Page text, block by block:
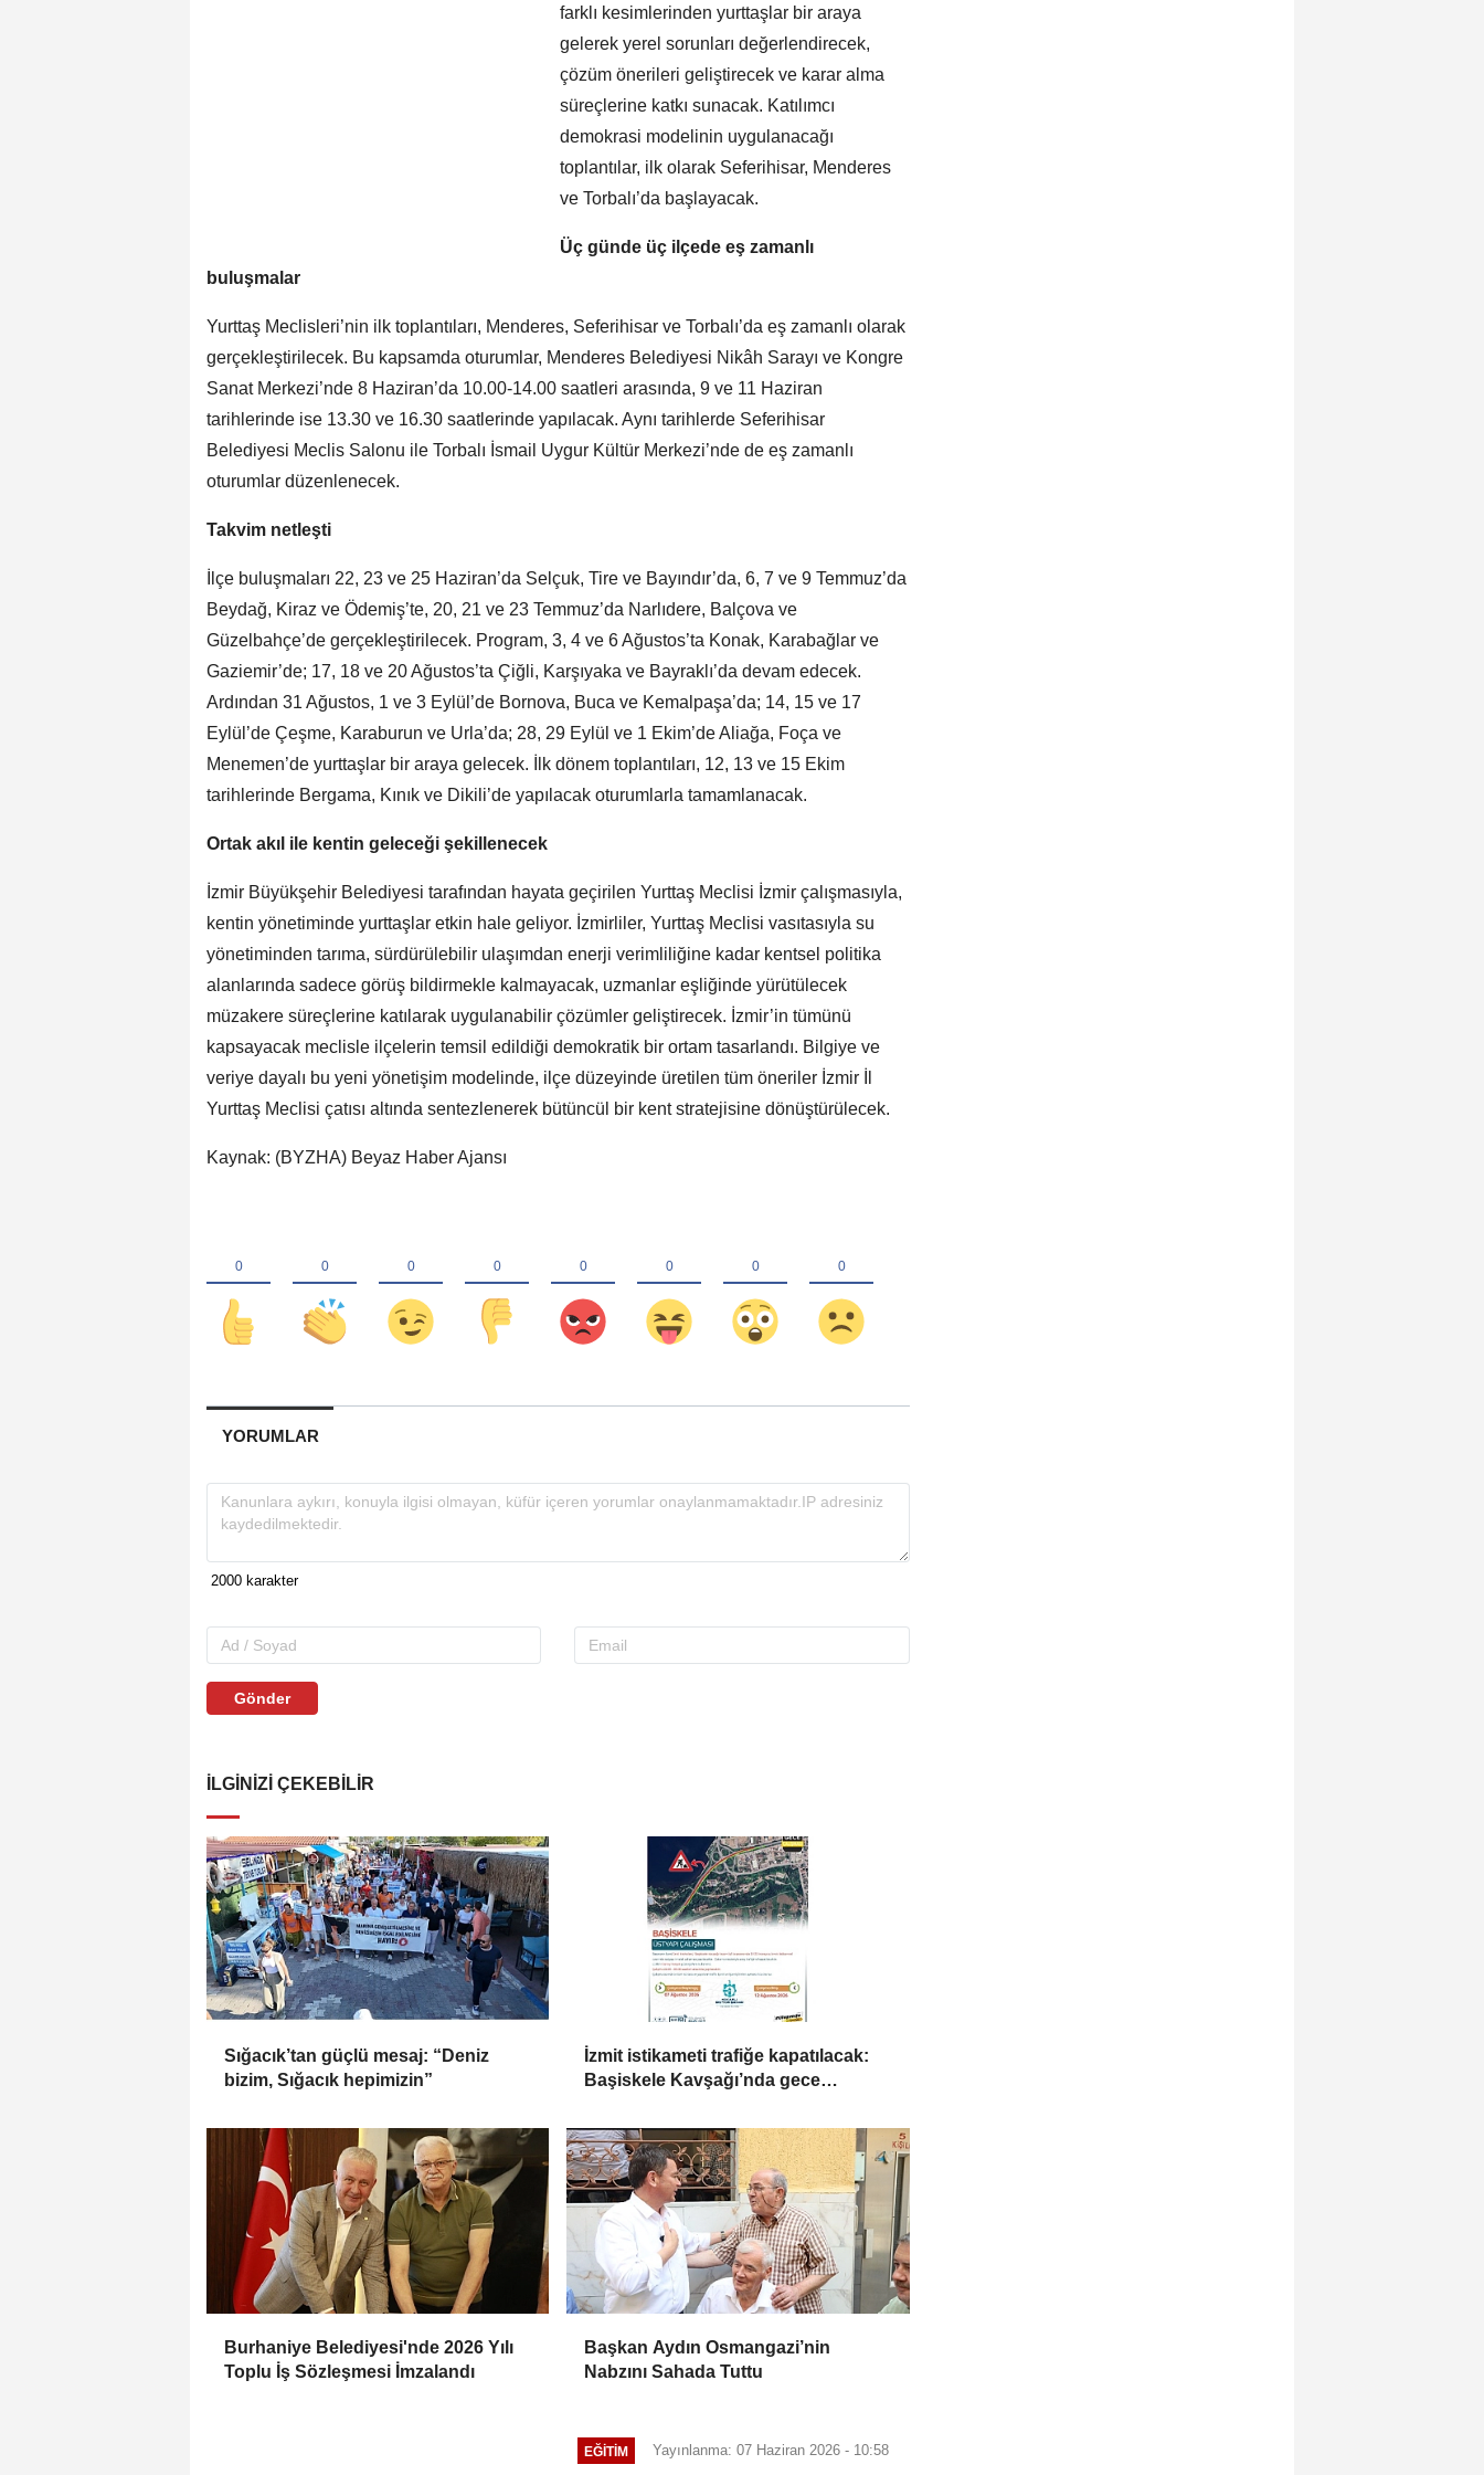
farklı kesimlerinden yurttaşlar bir araya
gelerek yerel sorunları değerlendirecek,
çözüm önerileri geliştirecek ve karar alma
süreçlerine katkı sunacak. Katılımcı
demokrasi modelinin uygulanacağı
toplantılar, ilk olarak Seferihisar, Menderes
ve Torbalı’da başlayacak.
Üç günde üç ilçede eş zamanlı
buluşmalar
Yurttaş Meclisleri’nin ilk toplantıları, Menderes, Seferihisar ve Torbalı’da eş zamanlı olarak
gerçekleştirilecek. Bu kapsamda oturumlar, Menderes Belediyesi Nikâh Sarayı ve Kongre
Sanat Merkezi’nde 8 Haziran’da 10.00-14.00 saatleri arasında, 9 ve 11 Haziran
tarihlerinde ise 13.30 ve 16.30 saatlerinde yapılacak. Aynı tarihlerde Seferihisar
Belediyesi Meclis Salonu ile Torbalı İsmail Uygur Kültür Merkezi’nde de eş zamanlı
oturumlar düzenlenecek.
Takvim netleşti
İlçe buluşmaları 22, 23 ve 25 Haziran’da Selçuk, Tire ve Bayındır’da, 6, 7 ve 9 Temmuz’da
Beydağ, Kiraz ve Ödemiş’te, 20, 21 ve 23 Temmuz’da Narlıdere, Balçova ve
Güzelbahçe’de gerçekleştirilecek. Program, 3, 4 ve 6 Ağustos’ta Konak, Karabağlar ve
Gaziemir’de; 17, 18 ve 20 Ağustos’ta Çiğli, Karşıyaka ve Bayraklı’da devam edecek.
Ardından 31 Ağustos, 1 ve 3 Eylül’de Bornova, Buca ve Kemalpaşa’da; 14, 15 ve 17
Eylül’de Çeşme, Karaburun ve Urla’da; 28, 29 Eylül ve 1 Ekim’de Aliağa, Foça ve
Menemen’de yurttaşlar bir araya gelecek. İlk dönem toplantıları, 12, 13 ve 15 Ekim
tarihlerinde Bergama, Kınık ve Dikili’de yapılacak oturumlarla tamamlanacak.
Ortak akıl ile kentin geleceği şekillenecek
İzmir Büyükşehir Belediyesi tarafından hayata geçirilen Yurttaş Meclisi İzmir çalışmasıyla,
kentin yönetiminde yurttaşlar etkin hale geliyor. İzmirliler, Yurttaş Meclisi vasıtasıyla su
yönetiminden tarıma, sürdürülebilir ulaşımdan enerji verimliliğine kadar kentsel politika
alanlarında sadece görüş bildirmekle kalmayacak, uzmanlar eşliğinde yürütülecek
müzakere süreçlerine katılarak uygulanabilir çözümler geliştirecek. İzmir’in tümünü
kapsayacak meclisle ilçelerin temsil edildiği demokratik bir ortam tasarlandı. Bilgiye ve
veriye dayalı bu yeni yönetişim modelinde, ilçe düzeyinde üretilen tüm öneriler İzmir İl
Yurttaş Meclisi çatısı altında sentezlenerek bütüncül bir kent stratejisine dönüştürülecek.
Kaynak: (BYZHA) Beyaz Haber Ajansı
YORUMLAR
Gönder
İLGINIZI ÇEKEBILIR
Sığacık’tan güçlü mesaj: “Deniz
bizim, Sığacık hepimizin”
İzmit istikameti trafiğe kapatılacak:
Başiskele Kavşağı’nda gece
Burhaniye Belediyesi'nde 2026 Yılı
Toplu İş Sözleşmesi İmzalandı
Başkan Aydın Osmangazi’nin
Nabzını Sahada Tuttu
EĞİTİM Yayınlanma: 07 Haziran 2026 - 10:58